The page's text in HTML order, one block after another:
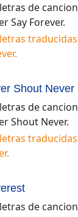
de
Say Forever.
.
Shout Never
de
Shout Never.
.
de